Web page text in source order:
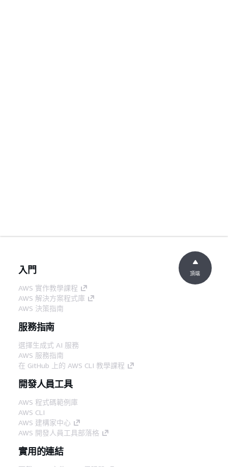
入門
AWS 實作教學課程
AWS 解決方案程式庫
AWS 決策指南
服務指南
選擇生成式 AI 服務
AWS 服務指南
在 GitHub 上的 AWS CLI 教學課程
開發人員工具
AWS 程式碼範例庫
AWS CLI
AWS 建構家中心
AWS 開發人員工具部落格
實用的連結
頂端